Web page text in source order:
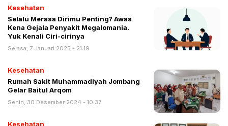
Kesehatan
Selalu Merasa Dirimu Penting? Awas
Kena Gejala Penyakit Megalomania.
Yuk Kenali Ciri-cirinya
Selasa, 7 Januari 2025 - 21:19
Kesehatan
Rumah Sakit Muhammadiyah Jombang
Gelar Baitul Arqom
Senin, 30 Desember 2024 - 10:37
Kesehatan